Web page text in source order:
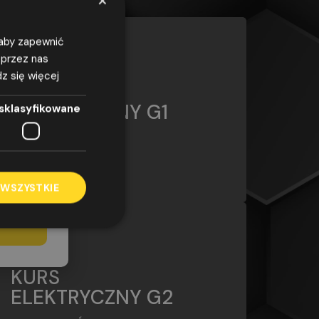
KURS
ELEKTRYCZNY G1
Uprawnienia ŚSEP
KURS
ELEKTRYCZNY G2
zapewnić
nas
się więcej
z
kwietnia
i
na